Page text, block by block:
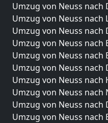
Umzug von Neuss nach
Umzug von Neuss nach
Umzug von Neuss nach
Umzug von Neuss nach
Umzug von Neuss nach
Umzug von Neuss nach
Umzug von Neuss nach
Umzug von Neuss nach
Umzug von Neuss nach
Umzug von Neuss nach